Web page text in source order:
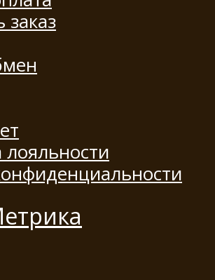
заказ